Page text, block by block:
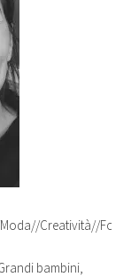
Creatività//
bambini,